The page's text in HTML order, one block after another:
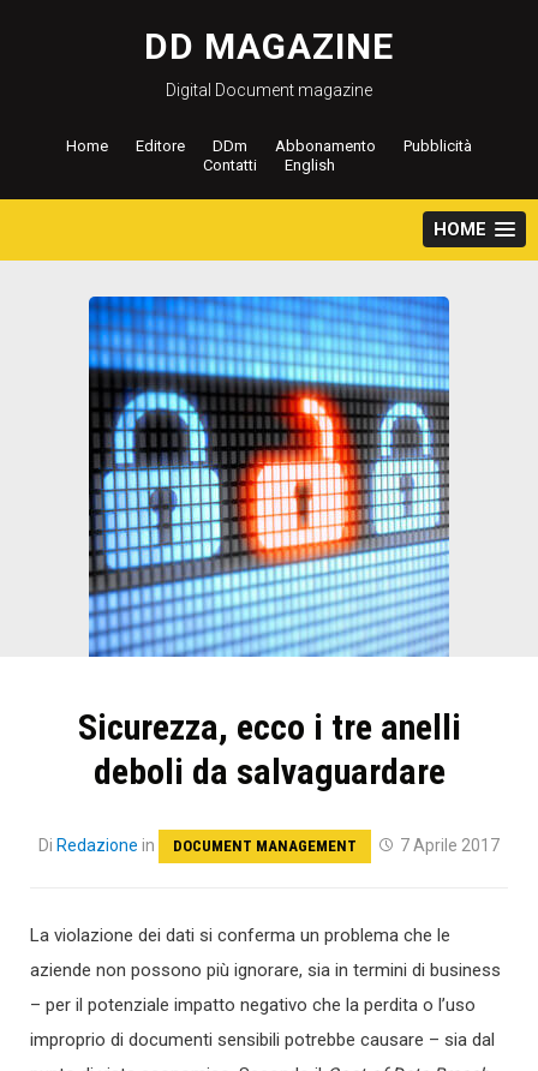
contenuto
DD MAGAZINE
Digital Document magazine
Home Editore DDm Abbonamento
Pubblicità
Contatti
English
HOME
Sicurezza, ecco i tre anelli
deboli da salvaguardare
Di Redazione in DOCUMENT MANAGEMENT 7 Aprile 2017
La violazione dei dati si conferma un problema che le
aziende non possono più ignorare, sia in termini di business
– per il potenziale impatto negativo che la perdita o l’uso
improprio di documenti sensibili potrebbe causare – sia dal